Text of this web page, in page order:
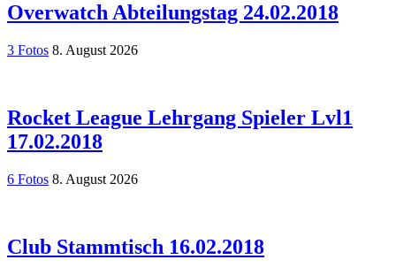
Overwatch Abteilungstag 24.02.2018
3 Fotos 8. August 2026
Rocket League Lehrgang Spieler Lvl1
17.02.2018
6 Fotos 8. August 2026
Club Stammtisch 16.02.2018